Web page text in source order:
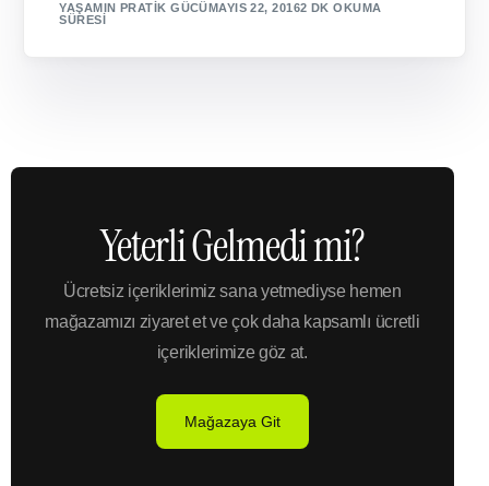
YAŞAMIN PRATIK GÜCÜMAYIS 22, 20162 DK OKUMA
SÜRESI
Yeterli Gelmedi mi?
Ücretsiz içeriklerimiz sana yetmediyse hemen
mağazamızı ziyaret et ve çok daha kapsamlı ücretli
içeriklerimize göz at.
Mağazaya Git